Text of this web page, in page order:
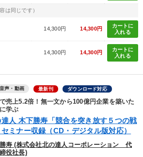
は同じです）
14,300円 14,300円
カートに
入れる
14,300円 14,300円
カートに
入れる
音声・動画 最新刊 ダウンロード対応
売上5.2倍！無一文から100億円企業を築いた
学ぶ
人 木下勝寿「競合を突き放す５つの戦
ミナー収録（CD・デジタル版対応）
寿 (株式会社北の達人コーポレーション 代
役社長)